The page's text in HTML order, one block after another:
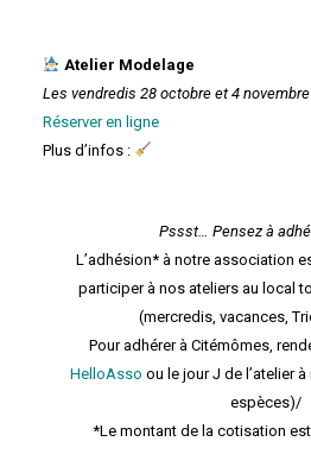
Atelier Modelage
Les vendredis 28 octobre et 4
Réserver en ligne
Plus d’infos :
Pssst… Pensez à
L’adhésion* à notre association
participer à nos ateliers au local
(mercredis, vacances,
Pour adhérer à Citémômes,
HelloAsso ou le jour J de l’atelier
espèces)/
*Le montant de la cotisation